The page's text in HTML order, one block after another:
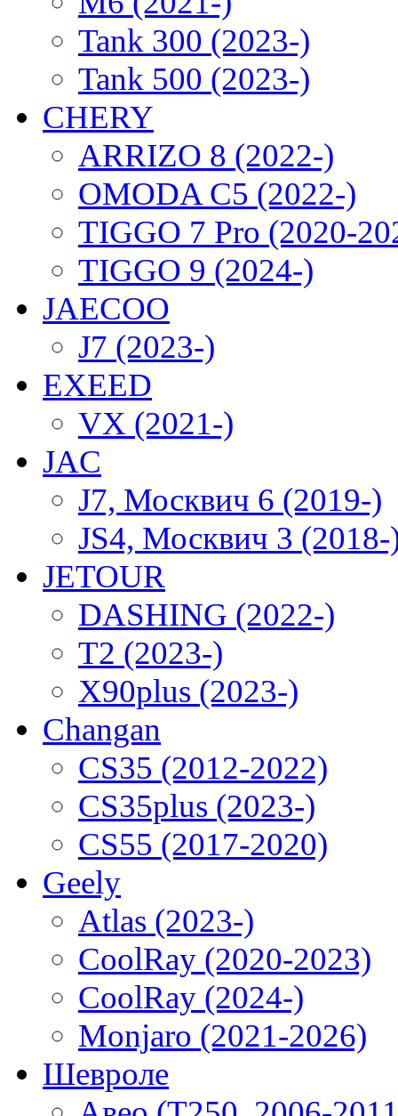
Tank 300 (2023-)
Tank 500 (2023-)
CHERY
ARRIZO 8 (2022-)
OMODA C5 (2022-)
TIGGO 7 Pro (2020-
TIGGO 9 (2024-)
JAECOO
J7 (2023-)
EXEED
VX (2021-)
JAC
J7, Москвич 6 (2019-)
JS4, Москвич 3 (2018-
JETOUR
DASHING (2022-)
T2 (2023-)
X90plus (2023-)
Changan
CS35 (2012-2022)
CS35plus (2023-)
CS55 (2017-2020)
Geely
Atlas (2023-)
CoolRay (2020-2023)
CoolRay (2024-)
Monjaro (2021-2026)
Шевроле